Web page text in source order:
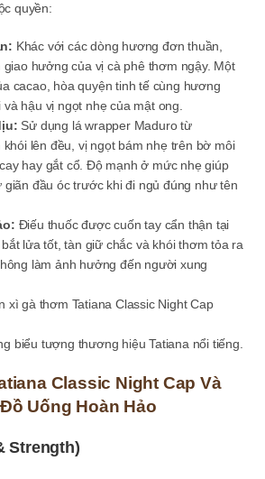
quyền:
Khác với các dòng hương đơn thuần,
giao hưởng của vị cà phê thơm ngậy. Một
cacao, hòa quyện tinh tế cùng hương
hậu vị ngọt nhẹ của mật ong.
Sử dụng lá wrapper Maduro từ
khói lên đều, vị ngọt bám nhẹ trên bờ môi
hay gắt cổ. Độ mạnh ở mức nhẹ giúp
giãn đầu óc trước khi đi ngủ đúng như tên
Điếu thuốc được cuốn tay cẩn thận tại
lửa tốt, tàn giữ chắc và khói thơm tỏa ra
làm ảnh hưởng đến người xung
biểu tượng thương hiệu Tatiana nổi tiếng.
Classic Night Cap Và
Uống Hoàn Hảo
Strength)